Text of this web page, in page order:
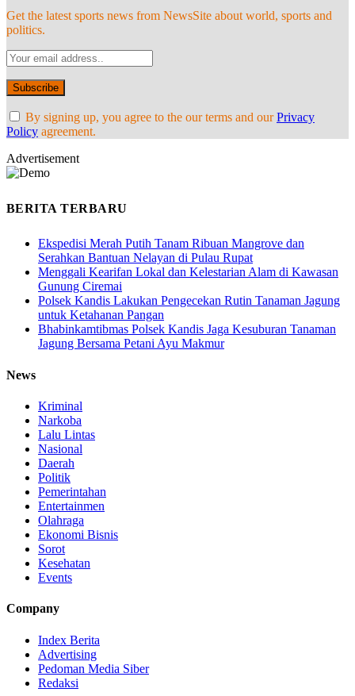
Get the latest sports news from NewsSite about world, sports and
politics.
By signing up, you agree to the our terms and ourPrivacy
Policy agreement.
Advertisement
BERITA TERBARU
Ekspedisi Merah Putih Tanam Ribuan Mangrove dan
Serahkan Bantuan Nelayan di Pulau Rupat
Menggali Kearifan Lokal dan Kelestarian Alam di Kawasan
Gunung Ciremai
Polsek Kandis Lakukan Pengecekan Rutin Tanaman Jagung
untuk Ketahanan Pangan
Bhabinkamtibmas Polsek Kandis Jaga Kesuburan Tanaman
Jagung Bersama Petani Ayu Makmur
News
Kriminal
Narkoba
Lalu Lintas
Nasional
Daerah
Politik
Pemerintahan
Entertainmen
Olahraga
Ekonomi Bisnis
Sorot
Kesehatan
Events
Company
Index Berita
Advertising
Pedoman Media Siber
Redaksi